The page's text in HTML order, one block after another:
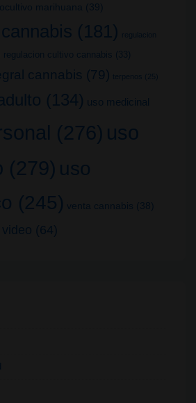
marihuana (39)
(181) regulacion
regulacion cultivo cannabis (33)
cannabis (79) terpenos (25)
(134) uso medicinal
(276) uso
(279) uso
(245) venta cannabis (38)
video (64)